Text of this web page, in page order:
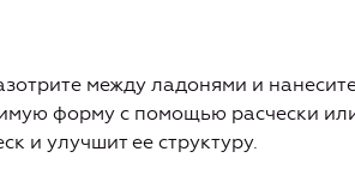
между ладонями и
форму с помощью расчески
и улучшит ее структуру.